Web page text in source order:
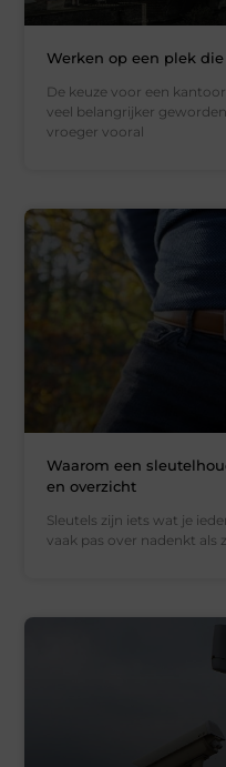
Werken op een plek
De keuze voor een
veel belangrijker
vroeger vooral
Waarom een
en overzicht
Sleutels zijn iets wat je
vaak pas over nadenkt als